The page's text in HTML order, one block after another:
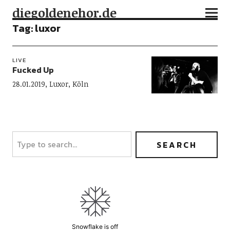
diegoldenehor.de
Tag:luxor
LIVE
Fucked Up
28.01.2019, Luxor, Köln